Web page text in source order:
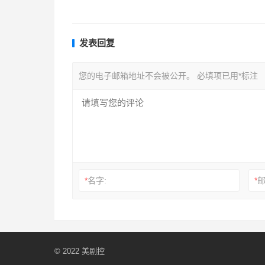
发表回复
您的电子邮箱地址不会被公开。 必填项已用*标注
*名字: *
© 2022 美剧控